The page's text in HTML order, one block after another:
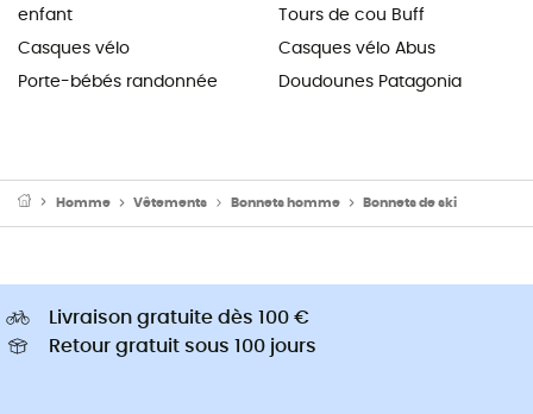
enfant
Casques vélo
Porte-bébés randonnée
Tours de cou Buff
Casques vélo Abus
Doudounes Patagonia
Homme Vêtements Bonnets homme Bonnets de ski
Livraison gratuite dès 100 €
Retour gratuit sous 100 jours